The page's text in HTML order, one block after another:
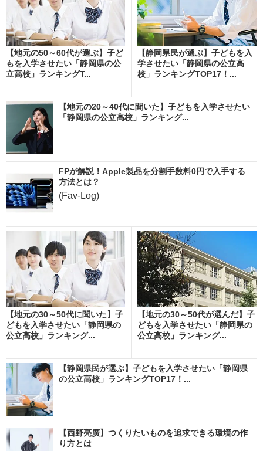
【地元の50～60代が選ぶ】子ど
もを入学させたい「静岡県の公
立高校」ランキングT...
【静岡県民が選ぶ】子どもを入
学させたい「静岡県の公立高
校」ランキングTOP17！...
【地元の20～40代に聞いた】子どもを入学させたい
「静岡県の公立高校」ランキング...
FPが解説！Apple製品を分割手数料0円で入手する
方法とは？
(Fav-Log)
【地元の30～50代に聞いた】子
どもを入学させたい「静岡県の
公立高校」ランキング...
【地元の30～50代が選んだ】子
どもを入学させたい「静岡県の
公立高校」ランキング...
【静岡県民が選ぶ】子どもを入学させたい「静岡県
の公立高校」ランキングTOP17！...
【西野亮廣】つくりたいものを追求できる環境の作
り方とは